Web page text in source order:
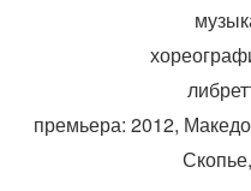
премьера: 2012,